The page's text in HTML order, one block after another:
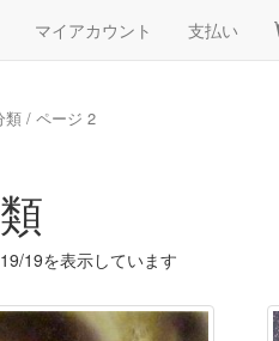
マイアカウント 支払い
類 / ページ 2
19を表示しています